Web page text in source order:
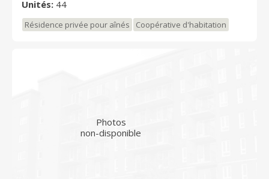
Unités: 44
Résidence privée pour aînés Coopérative d'habitation
Photos
non-disponible